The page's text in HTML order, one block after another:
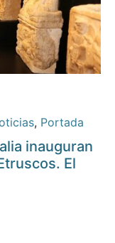
, Portada
inauguran
El